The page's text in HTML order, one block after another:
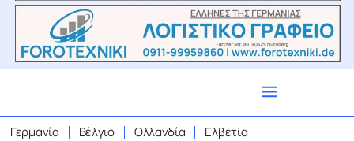
Γερμανία Βέλγιο Ολλανδία Ελβετία